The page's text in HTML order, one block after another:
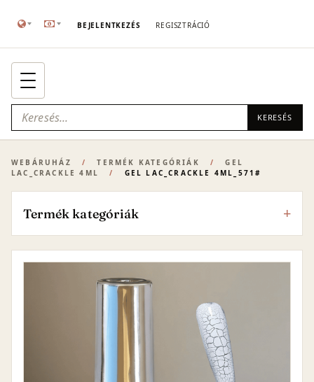
BEJELENTKEZÉS REGISZTRÁCIÓ
KERESÉS
WEBÁRUHÁZ / TERMÉK KATEGÓRIÁK /
GEL
LAC_CRACKLE 4ML
/ GEL LAC_CRACKLE 4ML_571#
Termék kategóriák